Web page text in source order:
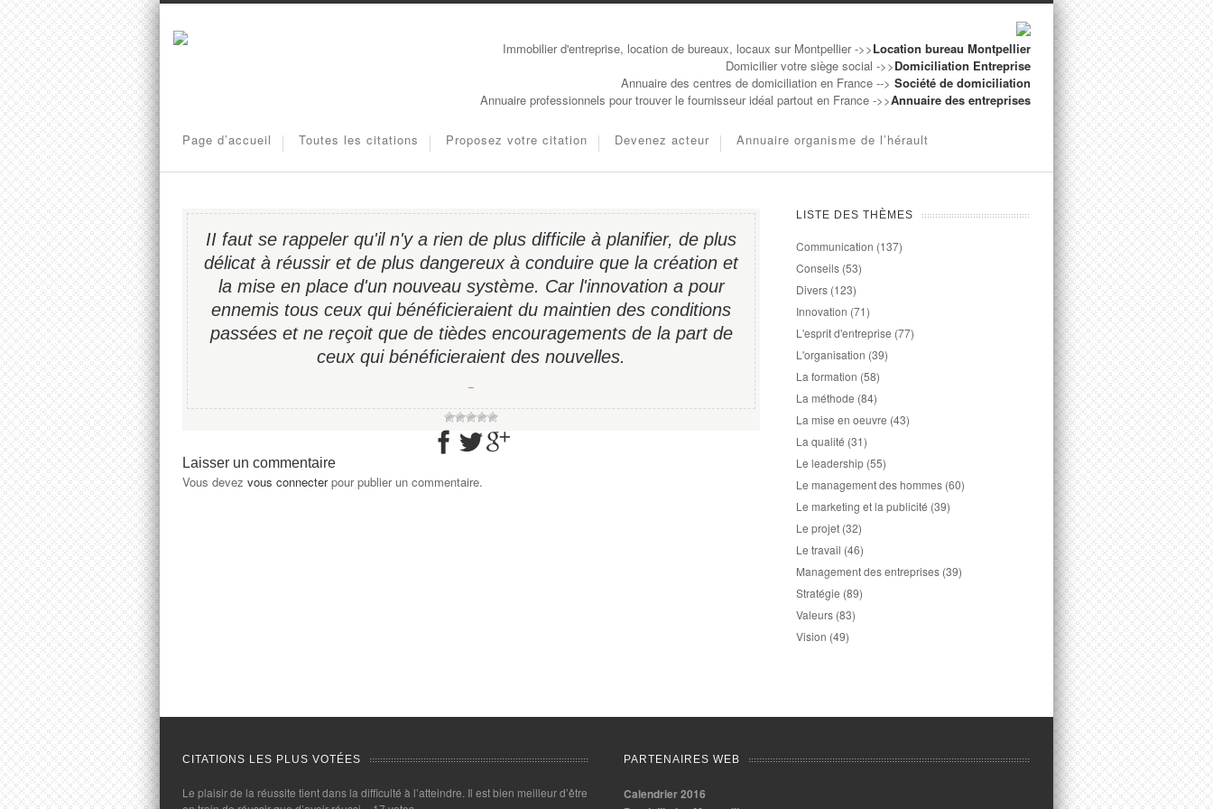
Immobilier d'entreprise, location de bureaux, locaux sur Montpellier ->>Location bureau Montpellier
Domicilier votre siège social ->>Domiciliation Entreprise
Annuaire des centres de domiciliation en France --> Société de domiciliation
Annuaire professionnels pour trouver le fournisseur idéal partout en France ->>Annuaire des entreprises
Page d’accueil Toutes les citations Proposez votre citation Devenez acteur Annuaire organisme de l’hérault
II faut se rappeler qu'il n'y a rien de plus difficile à planifier, de plus
délicat à réussir et de plus dangereux à conduire que la création et
la mise en place d'un nouveau système. Car l'innovation a pour
ennemis tous ceux qui bénéficieraient du maintien des conditions
passées et ne reçoit que de tièdes encouragements de la part de
ceux qui bénéficieraient des nouvelles.
−
Laisser un commentaire
Vous devez vous connecterpour publier un commentaire.
LISTE DES THÈMES
Communication (137)
Conseils (53)
Divers (123)
Innovation (71)
L'esprit d'entreprise (77)
L'organisation (39)
La formation (58)
La méthode (84)
La mise en oeuvre (43)
La qualité (31)
Le leadership (55)
Le management des hommes (60)
Le marketing et la publicité (39)
Le projet (32)
Le travail (46)
Management des entreprises (39)
Stratégie (89)
Valeurs (83)
Vision (49)
CITATIONS LES PLUS VOTÉES
Le plaisir de la réussite tient dans la difficulté à l’atteindre. Il est bien meilleur d’être
PARTENAIRES WEB
Calendrier 2016